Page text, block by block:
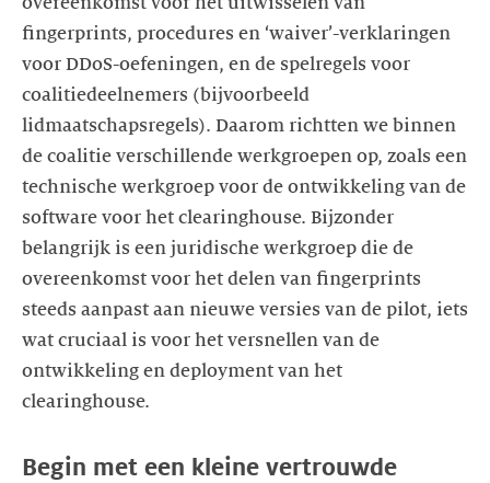
fingerprints, procedures en ‘waiver’-verklaringen
voor DDoS-oefeningen, en de spelregels voor
coalitiedeelnemers (bijvoorbeeld
lidmaatschapsregels). Daarom richtten we binnen
de coalitie verschillende werkgroepen op, zoals een
technische werkgroep voor de ontwikkeling van de
software voor het clearinghouse. Bijzonder
belangrijk is een juridische werkgroep die de
overeenkomst voor het delen van fingerprints
steeds aanpast aan nieuwe versies van de pilot, iets
wat cruciaal is voor het versnellen van de
ontwikkeling en deployment van het
clearinghouse.
Begin met een kleine vertrouwde